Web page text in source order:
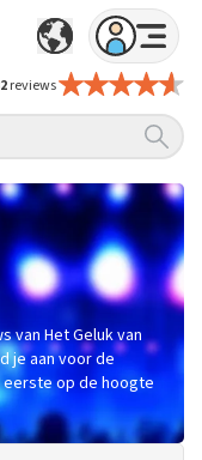
reviews
van Het Geluk van
je aan voor de
op de hoogte